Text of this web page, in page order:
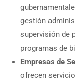
gestión
supervisión de
programas de
Empresas de
ofrecen